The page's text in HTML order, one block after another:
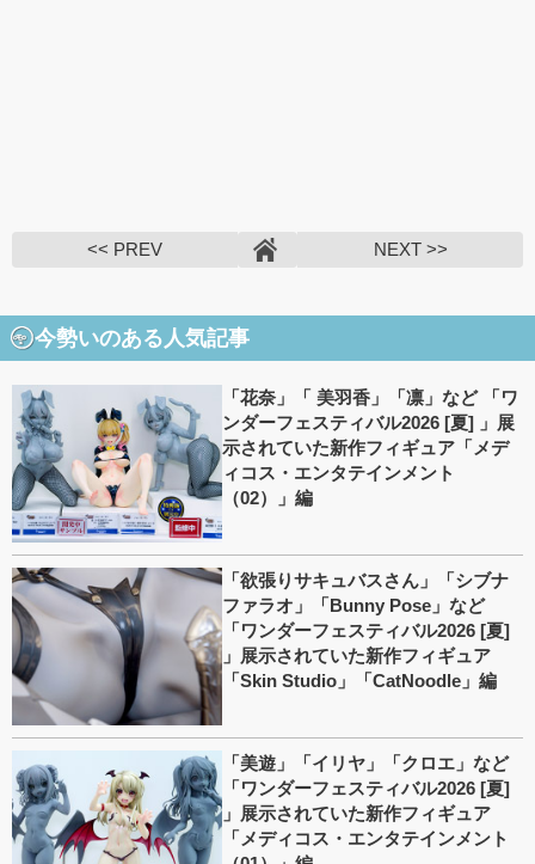
<< PREV NEXT >>
今勢いのある人気記事
「花奈」「 美羽香」「凛」など 「ワ
ンダーフェスティバル2026 [夏] 」展
示されていた新作フィギュア「メデ
ィコス・エンタテインメント
（02）」編
「欲張りサキュバスさん」「シブナ
ファラオ」「Bunny Pose」など
「ワンダーフェスティバル2026 [夏]
」展示されていた新作フィギュア
「Skin Studio」「CatNoodle」編
「美遊」「イリヤ」「クロエ」など
「ワンダーフェスティバル2026 [夏]
」展示されていた新作フィギュア
「メディコス・エンタテインメント